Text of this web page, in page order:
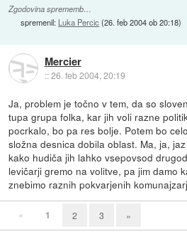
Zgodovina sprememb…
spremenil: Luka Percic (26. feb 2004 ob 20:18)
Mercier
::26. feb 2004, 20:19
Ja, problem je točno v tem, da so
tupa grupa folka, kar jih voli razne
pocrkalo, bo pa res bolje. Potem bo
složna desnica dobila oblast. Ma, ja,
kako hudiča jih lahko vsepovsod
levičarji gremo na volitve, pa jim damo
znebimo raznih pokvarjenih
« 1 2 3 »